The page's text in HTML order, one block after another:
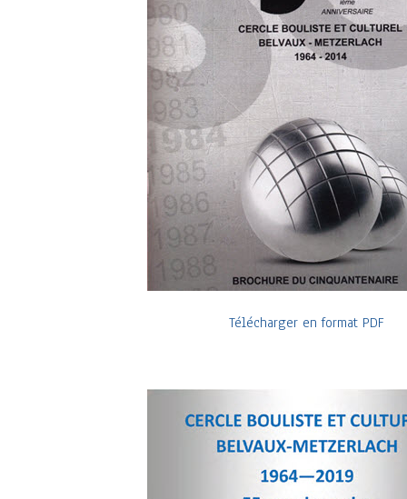
Télécharger en format PDF